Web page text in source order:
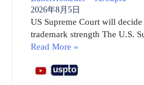
2026年8月5日
US Supreme Court will
trademark strength The U.S.
Read More »